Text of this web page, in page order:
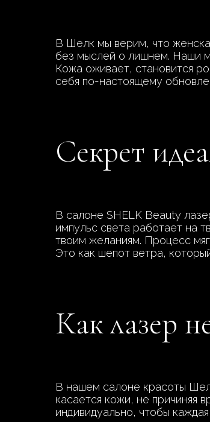
В Шелк мы верим, что
без мыслей о лишнем. Наши
Кожа оживает, становится
себя по-настоящему
Секрет
В салоне SHELK Beauty
импульс света работает на
твоим желаниям. Процесс
Это как шепот ветра,
Как лазер
В нашем салоне красоты
касается кожи, не причиняя
индивидуально, чтобы